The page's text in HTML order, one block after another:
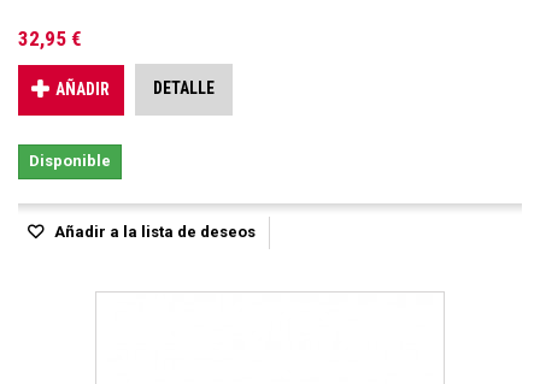
32,95 €
AÑADIR DETALLE
Disponible
Añadir a la lista de deseos